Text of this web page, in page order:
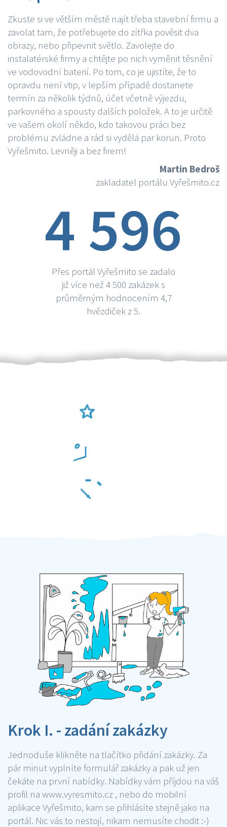
Zkuste si ve větším městě najít třeba stavební firmu a
zavolat tam, že potřebujete do zítřka pověsit dva
obrazy, nebo připevnit světlo. Zavolejte do
instalatérské firmy a chtějte po nich vyměnit těsnění
ve vodovodní baterií. Po tom, co je ujistíte, že to
opravdu není vtip, v lepším případě dostanete
termín za několik týdnů, účet včetně výjezdu,
parkovného a spousty dalších položek. A to je určitě
ve vašem okolí někdo, kdo takovou práci bez
problému zvládne a rád si vydělá par korun. Proto
Vyřešmito. Levněji a bez firem!
Martin Bedroš
zakladatel portálu Vyřešmito.cz
4 596
Přes portál Vyřešmito se zadalo
již více než 4 500 zakázek s
průměrným hodnocením 4,7
hvězdiček z 5.
Krok I. - zadání zakázky
Jednoduše klikněte na tlačítko přidání zakázky. Za
pár minut vyplníte formulář zakázky a pak už jen
čekáte na první nabídky. Nabídky vám příjdou na váš
profil na www.vyresmito.cz , nebo do mobilní
aplikace Vyřešmito, kam se přihlásíte stejně jako na
portál. Nic vás to nestojí, nikam nemusíte chodit :-)